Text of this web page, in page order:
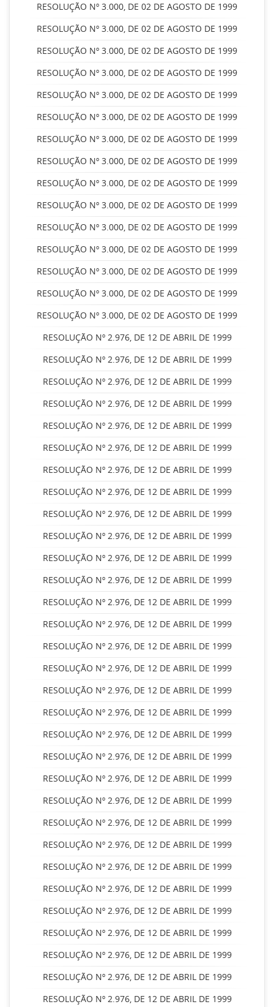
RESOLUÇÃO Nº 3.000, DE 02 DE AGOSTO DE 1999
RESOLUÇÃO Nº 3.000, DE 02 DE AGOSTO DE 1999
RESOLUÇÃO Nº 3.000, DE 02 DE AGOSTO DE 1999
RESOLUÇÃO Nº 3.000, DE 02 DE AGOSTO DE 1999
RESOLUÇÃO Nº 3.000, DE 02 DE AGOSTO DE 1999
RESOLUÇÃO Nº 3.000, DE 02 DE AGOSTO DE 1999
RESOLUÇÃO Nº 3.000, DE 02 DE AGOSTO DE 1999
RESOLUÇÃO Nº 3.000, DE 02 DE AGOSTO DE 1999
RESOLUÇÃO Nº 3.000, DE 02 DE AGOSTO DE 1999
RESOLUÇÃO Nº 3.000, DE 02 DE AGOSTO DE 1999
RESOLUÇÃO Nº 3.000, DE 02 DE AGOSTO DE 1999
RESOLUÇÃO Nº 3.000, DE 02 DE AGOSTO DE 1999
RESOLUÇÃO Nº 3.000, DE 02 DE AGOSTO DE 1999
RESOLUÇÃO Nº 3.000, DE 02 DE AGOSTO DE 1999
RESOLUÇÃO Nº 3.000, DE 02 DE AGOSTO DE 1999
RESOLUÇÃO Nº 2.976, DE 12 DE ABRIL DE 1999
RESOLUÇÃO Nº 2.976, DE 12 DE ABRIL DE 1999
RESOLUÇÃO Nº 2.976, DE 12 DE ABRIL DE 1999
RESOLUÇÃO Nº 2.976, DE 12 DE ABRIL DE 1999
RESOLUÇÃO Nº 2.976, DE 12 DE ABRIL DE 1999
RESOLUÇÃO Nº 2.976, DE 12 DE ABRIL DE 1999
RESOLUÇÃO Nº 2.976, DE 12 DE ABRIL DE 1999
RESOLUÇÃO Nº 2.976, DE 12 DE ABRIL DE 1999
RESOLUÇÃO Nº 2.976, DE 12 DE ABRIL DE 1999
RESOLUÇÃO Nº 2.976, DE 12 DE ABRIL DE 1999
RESOLUÇÃO Nº 2.976, DE 12 DE ABRIL DE 1999
RESOLUÇÃO Nº 2.976, DE 12 DE ABRIL DE 1999
RESOLUÇÃO Nº 2.976, DE 12 DE ABRIL DE 1999
RESOLUÇÃO Nº 2.976, DE 12 DE ABRIL DE 1999
RESOLUÇÃO Nº 2.976, DE 12 DE ABRIL DE 1999
RESOLUÇÃO Nº 2.976, DE 12 DE ABRIL DE 1999
RESOLUÇÃO Nº 2.976, DE 12 DE ABRIL DE 1999
RESOLUÇÃO Nº 2.976, DE 12 DE ABRIL DE 1999
RESOLUÇÃO Nº 2.976, DE 12 DE ABRIL DE 1999
RESOLUÇÃO Nº 2.976, DE 12 DE ABRIL DE 1999
RESOLUÇÃO Nº 2.976, DE 12 DE ABRIL DE 1999
RESOLUÇÃO Nº 2.976, DE 12 DE ABRIL DE 1999
RESOLUÇÃO Nº 2.976, DE 12 DE ABRIL DE 1999
RESOLUÇÃO Nº 2.976, DE 12 DE ABRIL DE 1999
RESOLUÇÃO Nº 2.976, DE 12 DE ABRIL DE 1999
RESOLUÇÃO Nº 2.976, DE 12 DE ABRIL DE 1999
RESOLUÇÃO Nº 2.976, DE 12 DE ABRIL DE 1999
RESOLUÇÃO Nº 2.976, DE 12 DE ABRIL DE 1999
RESOLUÇÃO Nº 2.976, DE 12 DE ABRIL DE 1999
RESOLUÇÃO Nº 2.976, DE 12 DE ABRIL DE 1999
RESOLUÇÃO Nº 2.976, DE 12 DE ABRIL DE 1999